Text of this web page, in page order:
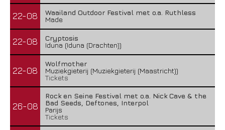
22-08
Waailand Outdoor Festival met o.a. Ruthless
Made
22-08
Cryptosis
Iduna (Iduna (Drachten))
22-08
Wolfmother
Muziekgieterij (Muziekgieterij (Maastricht))
Tickets
26-08
Rock en Seine Festival met o.a. Nick Cave & the
Bad Seeds, Deftones, Interpol
Parijs
Tickets